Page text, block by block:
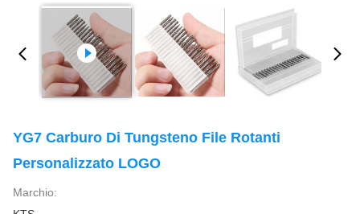
YG7 Carburo Di Tungsteno File Rotanti
Personalizzato LOGO
Marchio: